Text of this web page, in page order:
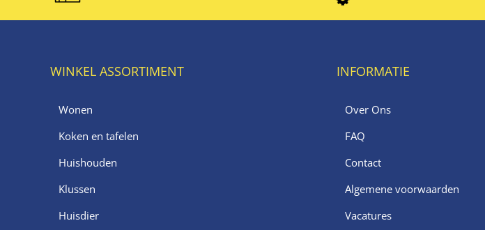
WINKEL ASSORTIMENT
Wonen
Koken en tafelen
Huishouden
Klussen
Huisdier
INFORMATIE
Over Ons
FAQ
Contact
Algemene voorwaarden
Vacatures